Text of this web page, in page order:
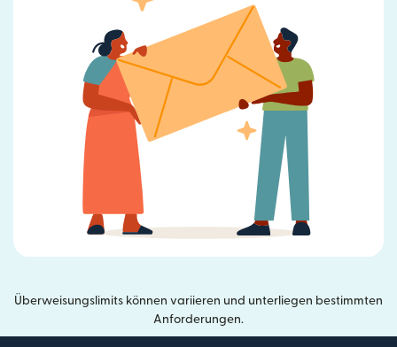
Überweisungslimits können variieren und unterliegen bestimmten
Anforderungen.